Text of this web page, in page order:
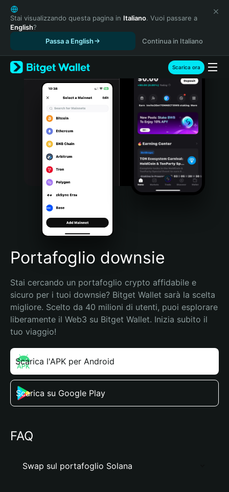
English
日本語
Tiếng Việt
Español (Latinoamérica)
Türkçe
Italiano
Português (Portugal)
Bahasa Indonesia
Português (Brasil)
Español (Argentina)
Stai visualizzando questa pagina in Italiano. Vuoi passare a
English?
Passa a English
Continua in Italiano
Scarica ora
Portafoglio downsie
Stai cercando un portafoglio crypto affidabile e
sicuro per i tuoi downsie? Bitget Wallet sarà la scelta
migliore. Scelto da 40 milioni di utenti, puoi esplorare
liberamente il Web3 su Bitget Wallet. Inizia subito il
tuo viaggio!
Scarica l'APK per Android
Scarica su Google Play
FAQ
Swap sul portafoglio Solana